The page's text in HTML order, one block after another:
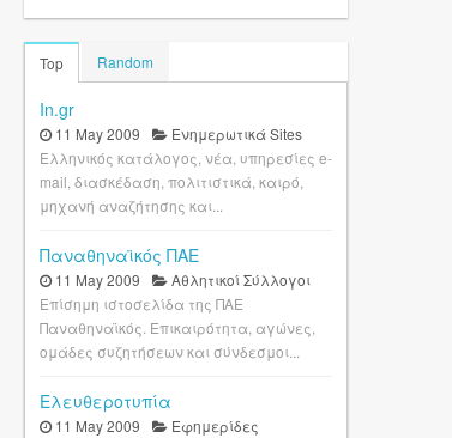
Top Random
In.gr
11 May 2009
Ενημερωτικά Sites
Ελληνικός κατάλογος, νέα, υπηρεσίες e-
mail, διασκέδαση, πολιτιστικά, καιρό,
μηχανή αναζήτησης και...
Παναθηναϊκός ΠΑΕ
11 May 2009
Αθλητικοί Σύλλογοι
Επίσημη ιστοσελίδα της ΠΑΕ
Παναθηναϊκός. Επικαιρότητα, αγώνες,
ομάδες συζητήσεων και σύνδεσμοι...
Ελευθεροτυπία
11 May 2009
Εφημερίδες